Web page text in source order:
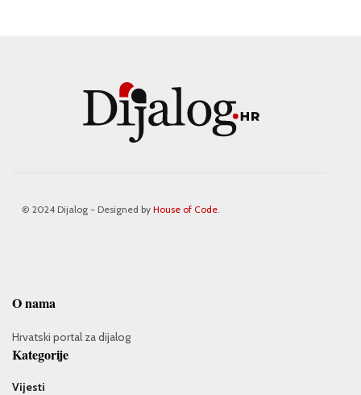
© 2024 Dijalog - Designed by House of Code.
O nama
Hrvatski portal za dijalog
Kategorije
Vijesti